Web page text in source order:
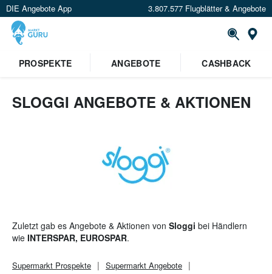
DIE Angebote App 3.807.577 Flugblätter & Angebote
PROSPEKTE
ANGEBOTE CASHBACK
SLOGGI ANGEBOTE & AKTIONEN
Zuletzt gab es Angebote & Aktionen von Sloggi bei Händlern
wie INTERSPAR, EUROSPAR.
Supermarkt Prospekte Supermarkt Angebote